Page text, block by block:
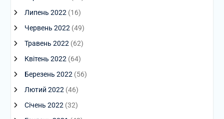
Липень 2022 (16)
Червень 2022 (49)
Травень 2022 (62)
Квітень 2022 (64)
Березень 2022 (56)
Лютий 2022 (46)
Січень 2022 (32)